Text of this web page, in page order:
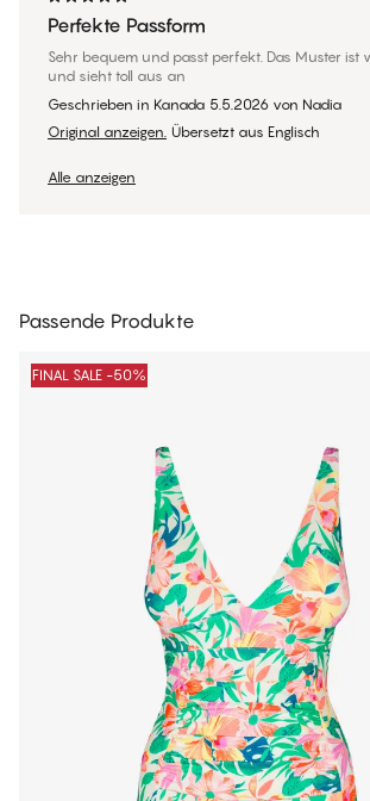
Perfekte Passform
Sehr bequem und passt perfekt. Das Muster ist
und sieht toll aus an
Geschrieben in Kanada 5.5.2026 von Nadia
Original anzeigen. Übersetzt aus Englisch
Alle anzeigen
Passende Produkte
FINAL SALE -50%